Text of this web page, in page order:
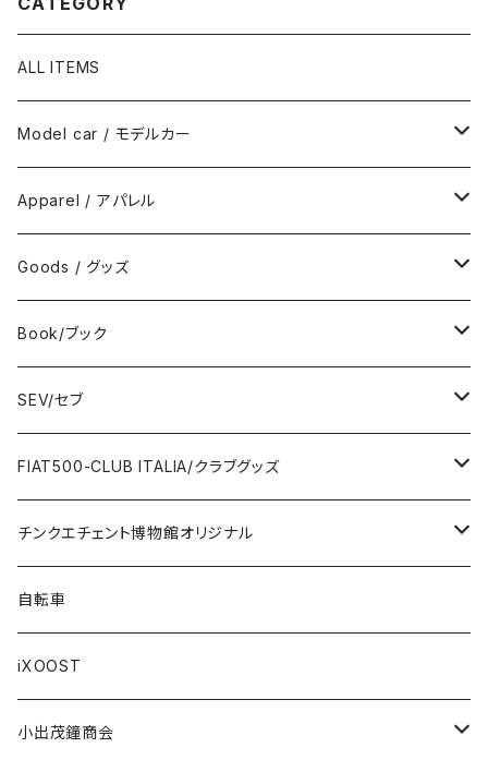
ALL ITEMS
Model car / モデルカー
FIAT
ABARTH
DeAGOSTINI
Giannini
FERRARI
LANCIA
AUTOBIANCHI
Others / その他
Apparel / アパレル
Wear / ウエア
Bag / バッグ
Towel / タオル
Wallet / 財布
Key Case / キーケース
Key Ring / キーリング
Belt / ベルト
Handkerchief / ハンカチ
Goods / グッズ
Sticker / ステッカー
Badge / バッジ
Lunch box / ランチボックス
Flag / フラッグ
Ornament / 置物
Bicycle accessories / 自転車関連
Pen / ペン
Book/ブック
ABARTH/アバルト
KOIDESHIGEKANESHOUKAI/小出茂鐘商会
FIAT500/フィアット500
FIAT/フィアット
Race/レース
Others / その他
SEV/セブ
Automobile/自動車
Health/健康
FIAT500-CLUB ITALIA/クラブグッズ
Bag/バッグ
Sticker/ステッカー
Emblem/エンブレム
Goods／グッズ
チンクエチェント博物館オリジナル
Sticker / ステッカー
Bag / バッグ
Tshirt / Tシャツ
自転車
iXOOST
小出茂鐘商会